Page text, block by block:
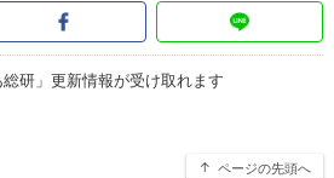
研」更新情報が受け取れます
ページの先頭へ